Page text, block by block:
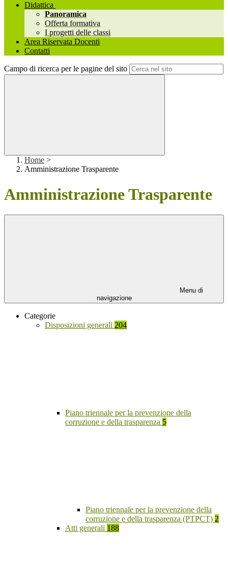
Didattica
Panoramica
Offerta formativa
I progetti delle classi
Area Riservata Docenti
Contatti
Campo di ricerca per le pagine del sito
Home >
Amministrazione Trasparente
Amministrazione Trasparente
Menu di
navigazione
Categorie
Disposizioni generali 204
Piano triennale per la prevenzione della
corruzione e della trasparenza 5
Piano triennale per la prevenzione della
corruzione e della trasparenza (PTPCT) 2
Atti generali 188